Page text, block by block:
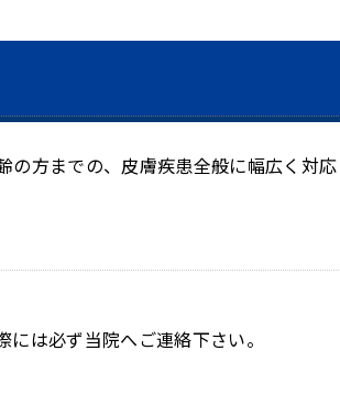
方までの、皮膚疾患全般に幅広く対応
は必ず当院へご連絡下さい。